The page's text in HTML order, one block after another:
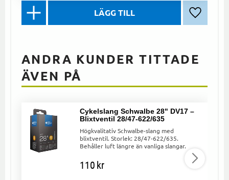
Lägg till
ANDRA KUNDER TITTADE
ÄVEN PÅ
Cykelslang Schwalbe 28" DV17 –
Blixtventil 28/47-622/635
Högkvalitativ Schwalbe-slang med
blixtventil. Storlek: 28/47-622/635.
Behåller luft längre än vanliga slangar.
110kr